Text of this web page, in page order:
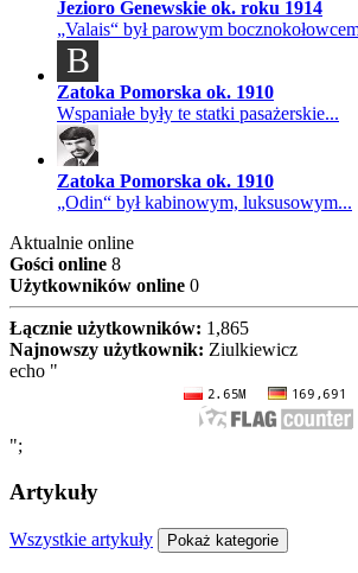
Jezioro Genewskie ok. roku 1914
„Valais“ był parowym
B
Zatoka Pomorska ok. 1910
Wspaniałe były te statki pasażerskie...
Zatoka Pomorska ok. 1910
„Odin“ był kabinowym, luksusowym...
Aktualnie online
Gości online 8
Użytkowników online 0
Łącznie użytkowników: 1,865
Najnowszy użytkownik: Ziulkiewicz
echo "
";
Artykuły
Wszystkie artykuły Pokaż kategorie